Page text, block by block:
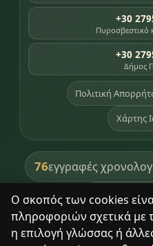
Ο σκοπός των cookies
πληροφοριών σχετικά με
η επιλογή γλώσσας ή
+30
Πυροσβεστικό
+30
Δήμος
Πολιτική
Χάρτης
76εγγραφές
391βιβλία
8σημεία